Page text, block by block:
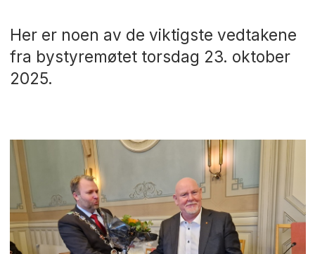
Her er noen av de viktigste vedtakene
fra bystyremøtet torsdag 23. oktober
2025.